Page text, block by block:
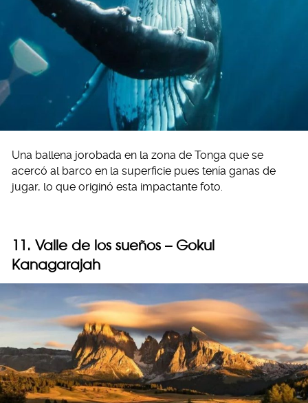
Una ballena jorobada en la zona de Tonga que se
acercó al barco en la superficie pues tenía ganas de
jugar, lo que originó esta impactante foto.
11. Valle de los sueños – Gokul
Kanagarajah